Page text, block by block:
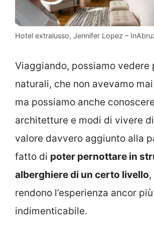
Hotel extralusso, Jennifer Lopez –
Viaggiando, possiamo vedere
naturali, che non avevamo
ma possiamo anche conoscere
architetture e modi di vivere
valore davvero aggiunto alla
fatto di poter pernottare in
alberghiere di un certo livello
rendono l’esperienza ancor più
indimenticabile.